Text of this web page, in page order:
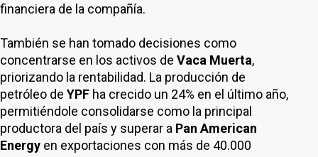
financiera de la compañía.
También se han tomado decisiones como
concentrarse en los activos de Vaca Muerta,
priorizando la rentabilidad. La producción de
petróleo de YPF ha crecido un 24% en el último año,
permitiéndole consolidarse como la principal
productora del país y superar a Pan American
Energy en exportaciones con más de 40.000